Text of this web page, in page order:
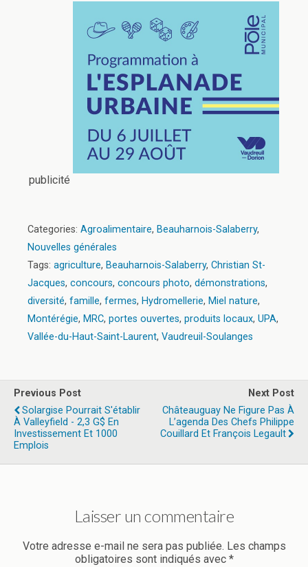
publicité
Categories: Agroalimentaire, Beauharnois-Salaberry,
Nouvelles générales
Tags: agriculture, Beauharnois-Salaberry, Christian St-
Jacques, concours, concours photo, démonstrations,
diversité, famille, fermes, Hydromellerie, Miel nature,
Montérégie, MRC, portes ouvertes, produits locaux, UPA,
Vallée-du-Haut-Saint-Laurent, Vaudreuil-Soulanges
Previous Post
Solargise Pourrait S'établir
À Valleyfield - 2,3 G$ En
Investissement Et 1000
Emplois
Next Post
Châteauguay Ne Figure Pas À
L’agenda Des Chefs Philippe
Couillard Et François Legault
Laisser un commentaire
Votre adresse e-mail ne sera pas publiée. Les champs
obligatoires sont indiqués avec *